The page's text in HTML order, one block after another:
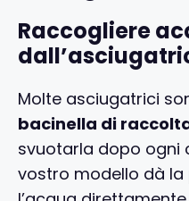
Raccogliere
Molte asciugatrici
bacinella di
svuotarla dopo ogni
vostro modello dà